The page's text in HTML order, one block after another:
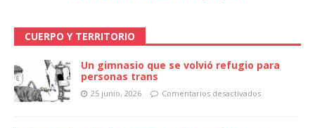
CUERPO Y TERRITORIO
Un gimnasio que se volvió refugio para
personas trans
25 junio, 2026 Comentarios desactivados